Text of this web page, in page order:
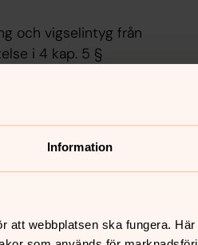
Information
att webbplatsen ska fungera.
och vigselintyg från
i 4 kap. 5 §
skickas även till
i 4 kap. 7 och
hos oss. Dina
inomkyrkliga